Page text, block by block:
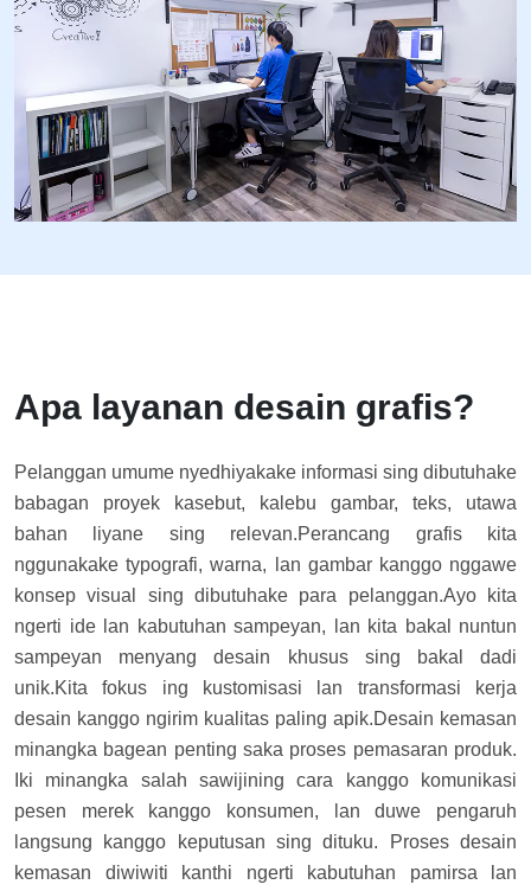
Apa layanan desain grafis?
Pelanggan umume nyedhiyakake informasi sing dibutuhake
babagan proyek kasebut, kalebu gambar, teks, utawa
bahan liyane sing relevan.Perancang grafis kita
nggunakake typografi, warna, lan gambar kanggo nggawe
konsep visual sing dibutuhake para pelanggan.Ayo kita
ngerti ide lan kabutuhan sampeyan, lan kita bakal nuntun
sampeyan menyang desain khusus sing bakal dadi
unik.Kita fokus ing kustomisasi lan transformasi kerja
desain kanggo ngirim kualitas paling apik.Desain kemasan
minangka bagean penting saka proses pemasaran produk.
Iki minangka salah sawijining cara kanggo komunikasi
pesen merek kanggo konsumen, lan duwe pengaruh
langsung kanggo keputusan sing dituku. Proses desain
kemasan diwiwiti kanthi ngerti kabutuhan pamirsa lan